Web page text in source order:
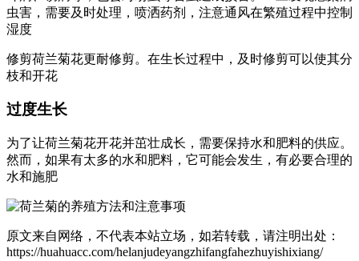
虫害，需要及时处理，喷洒药剂，注意通风在繁殖过程中控制
湿度
修剪荷兰菊花更耐修剪。在生长过程中，及时修剪可以使其分
枝和开花
过度生长
为了让荷兰菊花开花并茁壮成长，需要保持水和肥料的供应。
然而，如果有太多的水和肥料，它可能会发生，有必要合理的
水和施肥
原文来自网络，不代表本站立场，如若转载，请注明出处：
https://huahuacc.com/helanjudeyangzhifangfahezhuyishixiang/